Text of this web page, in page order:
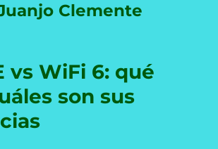
Clemente
vs WiFi 6: qué
son sus